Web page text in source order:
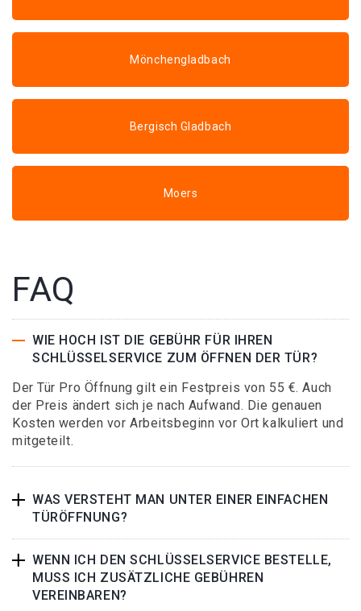
Mönchengladbach
Bergisch Gladbach
Moers
FAQ
WIE HOCH IST DIE GEBÜHR FÜR IHREN
SCHLÜSSELSERVICE ZUM ÖFFNEN DER TÜR?
Der Tür Pro Öffnung gilt ein Festpreis von 55 €. Auch
der Preis ändert sich je nach Aufwand. Die genauen
Kosten werden vor Arbeitsbeginn vor Ort kalkuliert und
mitgeteilt.
WAS VERSTEHT MAN UNTER EINER EINFACHEN
TÜRÖFFNUNG?
WENN ICH DEN SCHLÜSSELSERVICE BESTELLE,
MUSS ICH ZUSÄTZLICHE GEBÜHREN
VEREINBAREN?